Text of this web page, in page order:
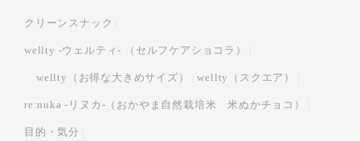
クリーンスナック
wellty -ウェルティ- （セルフケアショコラ）
wellty（お得な大きめサイズ） wellty（スクエア）
re:nuka -リヌカ-（おかやま自然栽培米 米ぬかチョコ）
目的・気分